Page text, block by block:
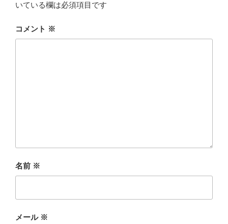
いている欄は必須項目です
コメント ※
名前 ※
メール ※